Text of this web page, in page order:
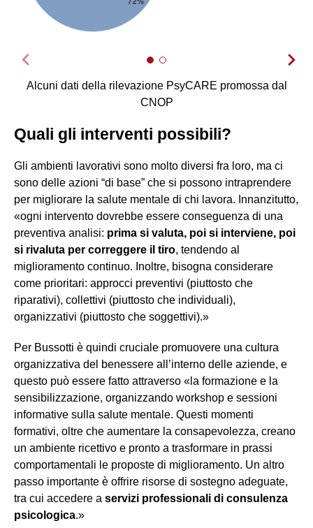
Alcuni dati della rilevazione PsyCARE promossa dal
CNOP
Quali gli interventi possibili?
Gli ambienti lavorativi sono molto diversi fra loro, ma ci
sono delle azioni “di base” che si possono intraprendere
per migliorare la salute mentale di chi lavora. Innanzitutto,
«ogni intervento dovrebbe essere conseguenza di una
preventiva analisi: prima si valuta, poi si interviene, poi
si rivaluta per correggere il tiro, tendendo al
miglioramento continuo. Inoltre, bisogna considerare
come prioritari: approcci preventivi (piuttosto che
riparativi), collettivi (piuttosto che individuali),
organizzativi (piuttosto che soggettivi).»
Per Bussotti è quindi cruciale promuovere una cultura
organizzativa del benessere all’interno delle aziende, e
questo può essere fatto attraverso «la formazione e la
sensibilizzazione, organizzando workshop e sessioni
informative sulla salute mentale. Questi momenti
formativi, oltre che aumentare la consapevolezza, creano
un ambiente ricettivo e pronto a trasformare in prassi
comportamentali le proposte di miglioramento. Un altro
passo importante è offrire risorse di sostegno adeguate,
tra cui accedere a servizi professionali di consulenza
psicologica.»